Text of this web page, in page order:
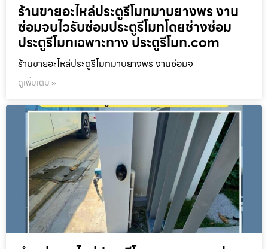
ร้านขายอะไหล่ประตูรีโมทมาบยางพร งาน
ซ่อมจบไวรับซ่อมประตูรีโมทโดยช่างซ่อม
ประตูรีโมทเฉพาะทาง ประตูรีโมท.com
ร้านขายอะไหล่ประตูรีโมทมาบยางพร งานซ่อมจ
ดูเพิ่มเติม »